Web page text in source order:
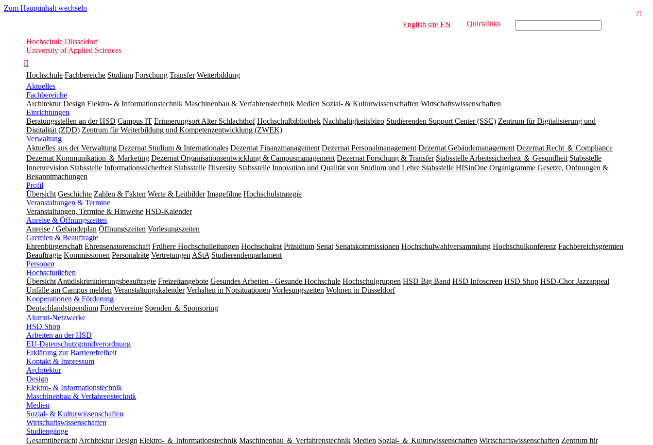
Zum Hauptinhalt wechseln
?!
Hochschule
Düsseldorf
Hochschule Düsseldorf
University of Applied Sciences

English site EN Quicklinks
Hochschule Fachbereiche Studium Forschung Transfer Weiterbildung
Aktuelles
Fachbereiche
Architektur Design Elektro- & Informationstechnik Maschinenbau & Verfahrenstechnik Medien Sozial- & Kulturwissenschaften Wirtschaftswissenschaften
Einrichtungen
Beratungsstellen an der HSD Campus IT Erinnerungsort Alter Schlachthof Hochschulbibliothek Nachhaltigkeitsbüro Studierenden Support Center (SSC) Zentrum für Digitalisierung und
Digitalität (ZDD) Zentrum für Weiterbildung und Kompetenzentwicklung (ZWEK)
Verwaltung
Aktuelles aus der Verwaltung Dezernat Studium & Internationales Dezernat Finanzmanagement Dezernat Personalmanagement Dezernat Gebäudemanagement Dezernat Recht ＆ Compliance
Dezernat Kommunikation ＆ Marketing Dezernat Organisationsentwicklung & Campusmanagement Dezernat Forschung & Transfer Stabsstelle Arbeitssicherheit ＆ Gesundheit Stabsstelle
Innenrevision Stabsstelle In­for­ma­ti­ons­sicher­heit Stabsstelle Diversity Stabsstelle Innovation und Qualität von Studium und Lehre Stabsstelle HISinOne Organigramme Gesetze, Ordnungen &
Bekanntmachungen
Profil
Übersicht Geschichte Zahlen & Fakten Werte & Leitbilder Imagefilme Hochschulstrategie
Veranstaltungen & Termine
Veranstaltungen, Termine & Hinweise HSD-Kalender
Anreise & Öffnungszeiten
Anreise / Gebäudeplan Öffnungszeiten Vorlesungszeiten
Gremien & Beauftragte
Ehrenbürgerschaft Ehrensenatorenschaft Frühere Hochschulleitungen Hochschulrat Präsidium Senat Senatskommissionen Hochschulwahlversammlung Hochschulkonferenz Fachbereichsgremien
Beauftragte Kommissionen Personalräte Vertretungen AStA Studierendenparlament
Personen
Hochschulleben
Übersicht Antidiskriminierungsbeauftragte Freizeitangebote Gesundes Arbeiten - Gesunde Hochschule Hochschulgruppen HSD Big Band HSD Infoscreen HSD Shop HSD-Chor Jazzappeal
Unfälle am Campus melden Veranstaltungskalender Verhalten in Notsituationen Vorlesungszeiten Wohnen in Düsseldorf
Kooperationen & Förderung
Deutschlandstipendium Fördervereine Spenden ＆ Sponsoring
Alumni-Netzwerke
HSD Shop
Arbeiten an der HSD
EU-Datenschutzgrundverordnung
Erklärung zur Barrierefreiheit
Kontakt & Impressum
Architektur
Design
Elektro- & Informationstechnik
Maschinenbau & Verfahrenstechnik
Medien
Sozial- & Kulturwissenschaften
Wirtschaftswissenschaften
Studiengänge
Gesamtübersicht Architektur Design Elektro- ＆ Informationstechnik Maschinenbau ＆ Verfahrenstechnik Medien Sozial- ＆ Kulturwissenschaften Wirtschaftswissenschaften Zentrum für